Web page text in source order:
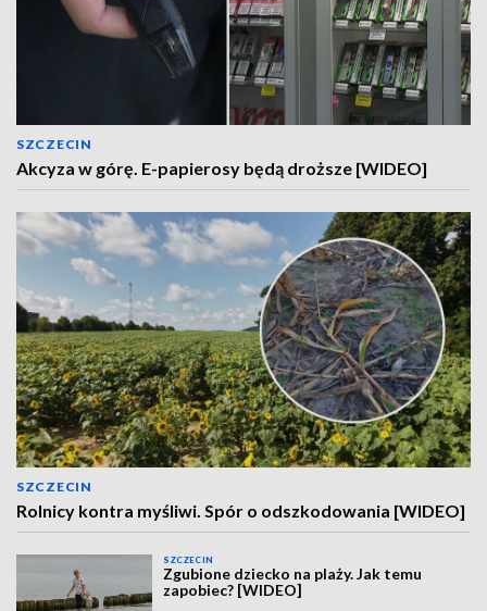
SZCZECIN
Akcyza w górę. E-papierosy będą droższe [WIDEO]
SZCZECIN
Rolnicy kontra myśliwi. Spór o odszkodowania [WIDEO]
SZCZECIN
Zgubione dziecko na plaży. Jak temu
zapobiec? [WIDEO]